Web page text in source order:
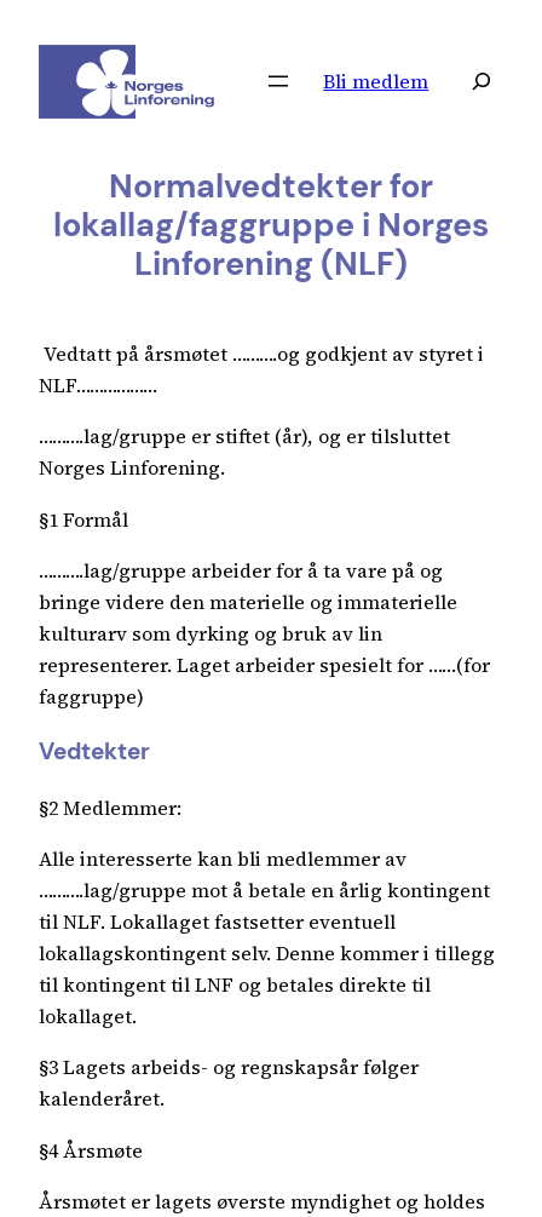
innhold
Bli medlem Søk
Normalvedtekter for
lokallag/faggruppe i Norges
Linforening (NLF)
Vedtatt på årsmøtet ……….og godkjent av styret i
NLF………………
……….lag/gruppe er stiftet (år), og er tilsluttet
Norges Linforening.
§1 Formål
……….lag/gruppe arbeider for å ta vare på og
bringe videre den materielle og immaterielle
kulturarv som dyrking og bruk av lin
representerer. Laget arbeider spesielt for ……(for
faggruppe)
Vedtekter
§2 Medlemmer:
Alle interesserte kan bli medlemmer av
……….lag/gruppe mot å betale en årlig kontingent
til NLF. Lokallaget fastsetter eventuell
lokallagskontingent selv. Denne kommer i tillegg
til kontingent til LNF og betales direkte til
lokallaget.
§3 Lagets arbeids- og regnskapsår følger
kalenderåret.
§4 Årsmøte
Årsmøtet er lagets øverste myndighet og holdes